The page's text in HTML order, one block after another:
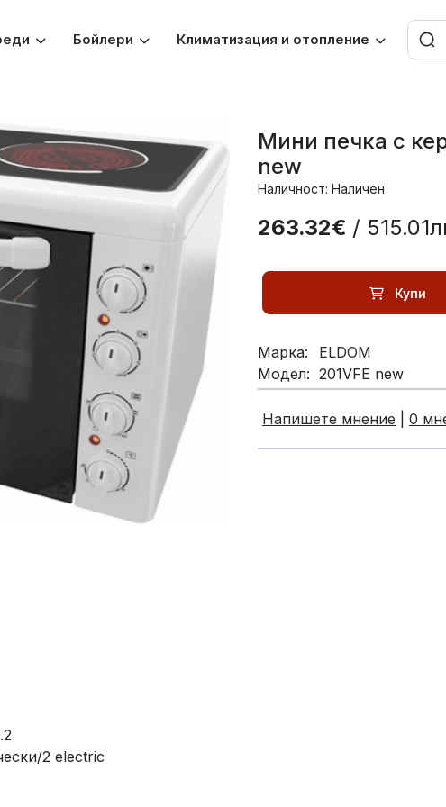
Бойлери Климатизация и отопление
Мини печка с
new
Наличност: Наличен
263.32€ /
Купи
Марка:
ELDOM
Модел: 201VFE new
Напишете мнение 0
2 electric